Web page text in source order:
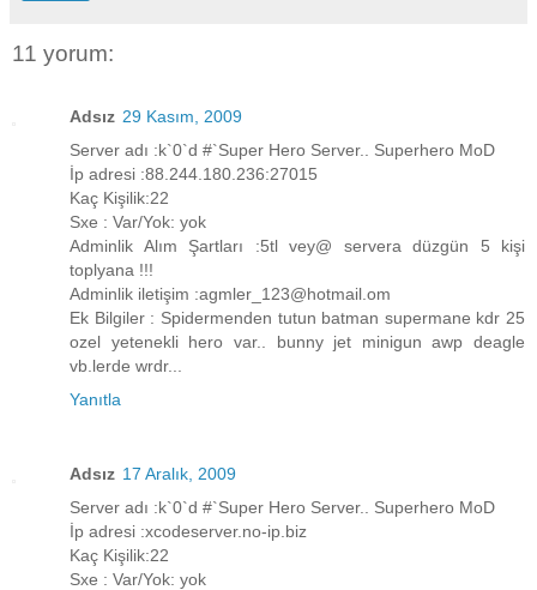
11 yorum:
Adsız 29 Kasım, 2009
Server adı :k`0`d #`Super Hero Server.. Superhero MoD
İp adresi :88.244.180.236:27015
Kaç Kişilik:22
Sxe : Var/Yok: yok
Adminlik Alım Şartları :5tl vey@ servera düzgün 5 kişi
toplyana !!!
Adminlik iletişim :agmler_123@hotmail.om
Ek Bilgiler : Spidermenden tutun batman supermane kdr 25
ozel yetenekli hero var.. bunny jet minigun awp deagle
vb.lerde wrdr...
Yanıtla
Adsız 17 Aralık, 2009
Server adı :k`0`d #`Super Hero Server.. Superhero MoD
İp adresi :xcodeserver.no-ip.biz
Kaç Kişilik:22
Sxe : Var/Yok: yok